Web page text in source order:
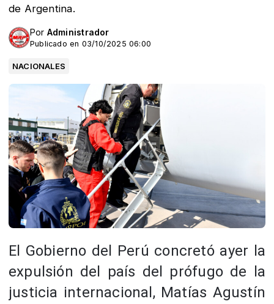
de Argentina.
Por Administrador
Publicado en 03/10/2025 06:00
NACIONALES
El Gobierno del Perú concretó ayer la
expulsión del país del prófugo de la
justicia internacional, Matías Agustín